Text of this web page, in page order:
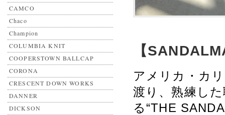
CAMCO
Chaco
Champion
COLUMBIA KNIT
COOPERSTOWN BALLCAP
CORONA
CRESCENT DOWN WORKS
DANNER
DICKSON
【
アメリカ・カ
渡り、熟練し
る“THE